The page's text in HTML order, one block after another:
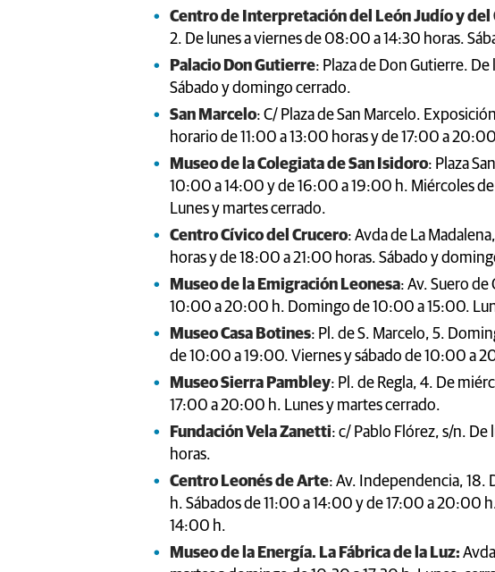
Centro de Interpretación del León Judío y del
2. De lunes a viernes de 08:00 a 14:30 horas.
Palacio Don Gutierre: Plaza de Don Gutierre.
Sábado y domingo cerrado.
San Marcelo: C/ Plaza de San Marcelo.
horario de 11:00 a 13:00 horas y de 17:00 a
Museo de la Colegiata de San Isidoro: Plaza
10:00 a 14:00 y de 16:00 a 19:00 h. Miércoles
Lunes y martes cerrado.
Centro Cívico del Crucero: Avda de La
horas y de 18:00 a 21:00 horas. Sábado y
Museo de la Emigración Leonesa: Av. Suero
10:00 a 20:00 h. Domingo de 10:00 a 15:00.
Museo Casa Botines: Pl. de S. Marcelo, 5.
de 10:00 a 19:00. Viernes y sábado de 10:00 a
Museo Sierra Pambley: Pl. de Regla, 4. De
17:00 a 20:00 h. Lunes y martes cerrado.
Fundación Vela Zanetti: c/ Pablo Flórez, s/n. De
horas.
Centro Leonés de Arte: Av. Independencia, 18.
h. Sábados de 11:00 a 14:00 y de 17:00 a 20:00
14:00 h.
Museo de la Energía. La Fábrica de la Luz: